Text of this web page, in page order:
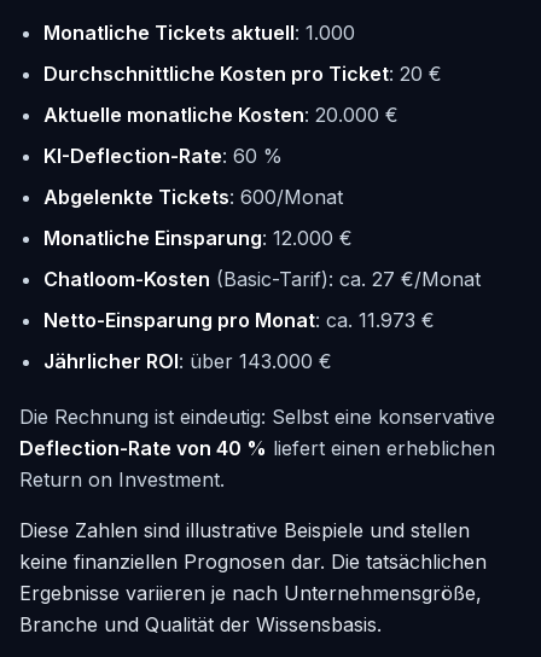
Monatliche Tickets aktuell: 1.000
Durchschnittliche Kosten pro Ticket: 20 €
Aktuelle monatliche Kosten: 20.000 €
KI-Deflection-Rate: 60 %
Abgelenkte Tickets: 600/Monat
Monatliche Einsparung: 12.000 €
Chatloom-Kosten (Basic-Tarif): ca. 27 €/Monat
Netto-Einsparung pro Monat: ca. 11.973 €
Jährlicher ROI: über 143.000 €
Die Rechnung ist eindeutig: Selbst eine konservative
Deflection-Rate von 40 % liefert einen erheblichen
Return on Investment.
Diese Zahlen sind illustrative Beispiele und stellen
keine finanziellen Prognosen dar. Die tatsächlichen
Ergebnisse variieren je nach Unternehmensgröße,
Branche und Qualität der Wissensbasis.